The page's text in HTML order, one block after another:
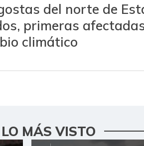
del norte de
primeras
climático
LO MÁS VISTO